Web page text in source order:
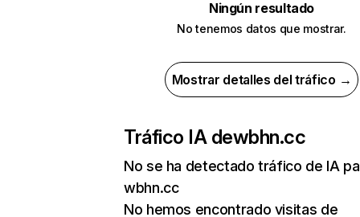
Ningún resultado
No tenemos datos que mostrar.
Mostrar detalles del tráfico →
Tráfico IA dewbhn.cc
No se ha detectado tráfico de IA
wbhn.cc
No hemos encontrado visitas de